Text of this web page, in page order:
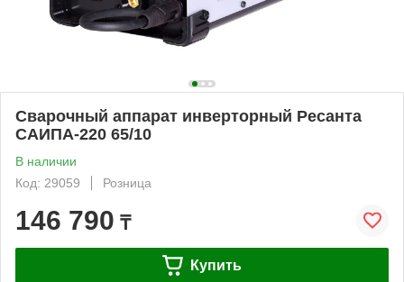
Сварочный аппарат инверторный Ресанта
САИПА-220 65/10
В наличии
Код: 29059
Розница
146 790 ₸
Купить